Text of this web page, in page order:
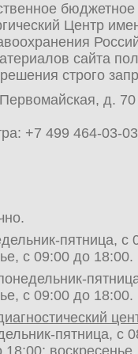
Центр
сайта
строго
д.
+7 499 464-03-03
пятница, с
с 09:00 до 18:00.
с 09:00 до 18:00.
пятница, с